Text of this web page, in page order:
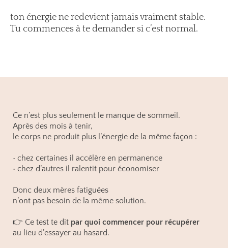
ton énergie ne redevient jamais vraiment stable.
Tu commences à te demander si c’est normal.
Ce n’est plus seulement le manque de sommeil.
Après des mois à tenir,
le corps ne produit plus l’énergie de la même façon :
• chez certaines il accélère en permanence
• chez d’autres il ralentit pour économiser
Donc deux mères fatiguées
n’ont pas besoin de la même solution.
👉 Ce test te dit par quoi commencer pour récupérer
au lieu d’essayer au hasard.